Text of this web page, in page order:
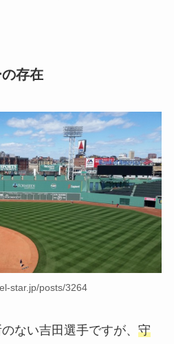
存在
star.jp/posts/3264
ない吉田選手ですが、 守